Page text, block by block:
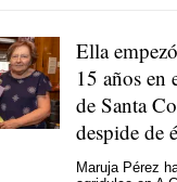
Ella
15 años en
de Santa
despide de
Maruja Pérez